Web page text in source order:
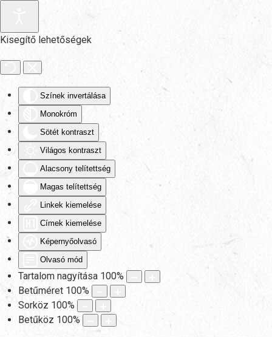
Kisegítő lehetőségek
Színek invertálása
Monokróm
Sötét kontraszt
Világos kontraszt
Alacsony telítettség
Magas telítettség
Linkek kiemelése
Címek kiemelése
Képernyőolvasó
Olvasó mód
Tartalom nagyítása 100%
Betűméret 100%
Sorköz 100%
Betűköz 100%
Fő tartalom átugrása